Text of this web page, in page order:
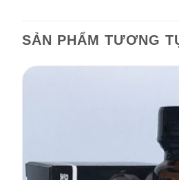
SẢN PHẨM TƯƠNG